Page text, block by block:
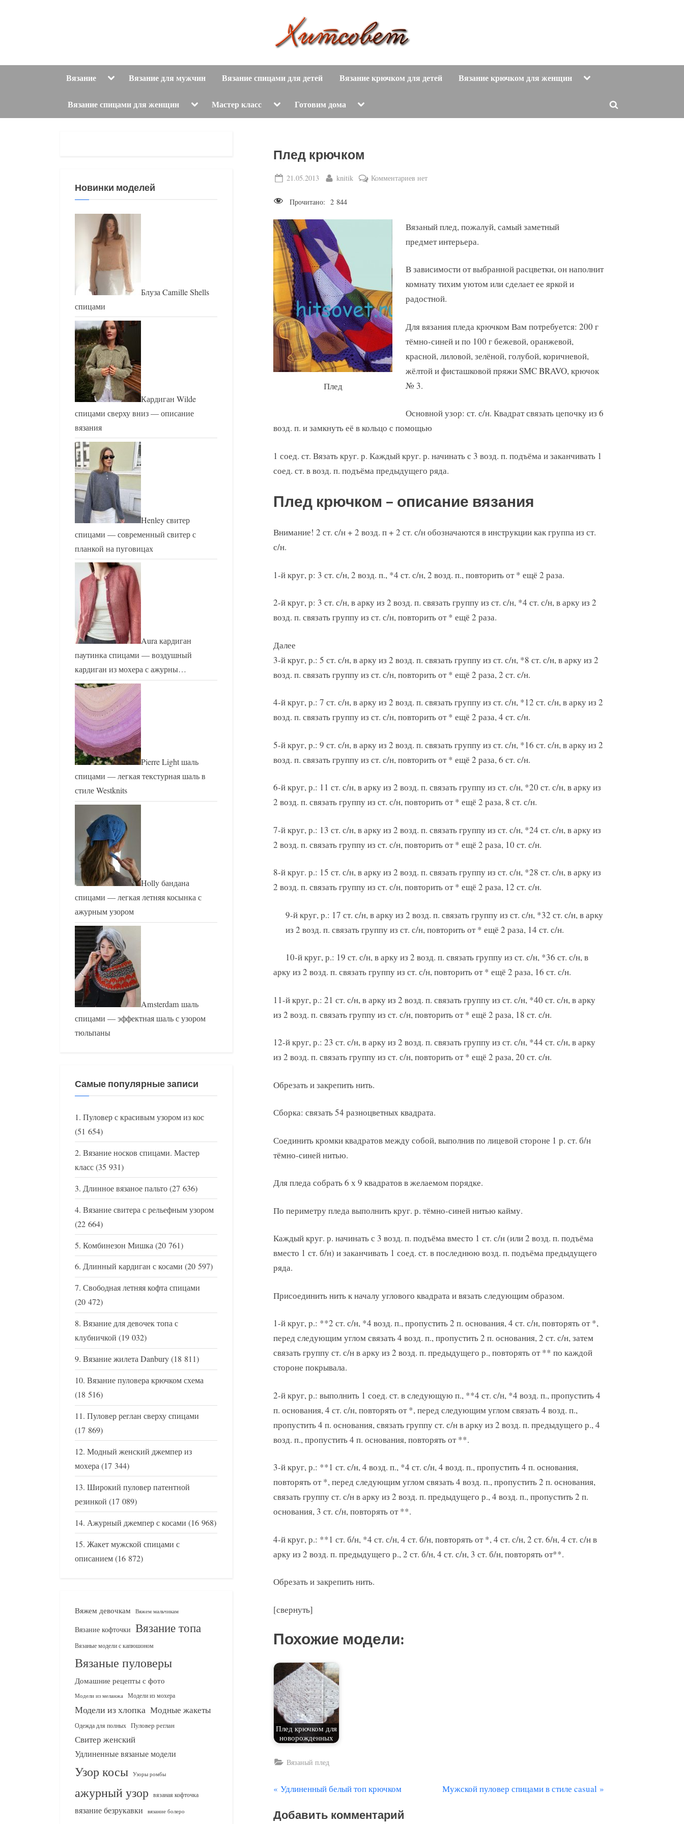
и
т
о
в
е
т
вязание
с
описанием
и
Вязание ToggleВязание для мужчин Вязание спицами для детей Вязание крючком для детей Вязание крючком для женщин Toggle
Вязание спицами для женщин Toggle
menu
Мастер класс Toggle
menu
Готовим дома Toggle
menu
Toggle
Плед крючком
Posted
21.05.2013 By
knitik Комментариев кнет
Прочитано: 2 844
Плед
Вязаный плед, пожалуй, самый заметный
предмет интерьера.
В зависимости от выбранной расцветки, он наполнит
комнату тихим уютом или сделает ее яркой и
радостной.
Для вязания пледа крючком Вам потребуется: 200 г
тёмно-синей и по 100 г бежевой, оранжевой,
красной, лиловой, зелёной, голубой, коричневой,
жёлтой и фисташковой пряжи SMC BRAVO, крючок
№ 3.
Основной узор: ст. с/н. Квадрат связать цепочку из 6
возд. п. и замкнуть её в кольцо с помощью
1 соед. ст. Вязать круг. р. Каждый круг. р. начинать с 3 возд. п. подъёма и заканчивать 1
соед. ст. в возд. п. подъёма предыдущего ряда.
Плед крючком – описание вязания
Внимание! 2 ст. с/н + 2 возд. п + 2 ст. с/н обозначаются в инструкции как группа из ст.
с/н.
1-й круг, р: 3 ст. с/н, 2 возд. п., *4 ст. с/н, 2 возд. п., повторить от * ещё 2 раза.
2-й круг, р: 3 ст. с/н, в арку из 2 возд. п. связать группу из ст. с/н, *4 ст. с/н, в арку из 2
возд. п. связать группу из ст. с/н, повторить от * ещё 2 раза.
Далее
3-й круг, р.: 5 ст. с/н, в арку из 2 возд. п. связать группу из ст. с/н, *8 ст. с/н, в арку из 2
возд. п. связать группу из ст. с/н, повторить от * ещё 2 раза, 2 ст. с/н.
4-й круг, р.: 7 ст. с/н, в арку из 2 возд. п. связать группу из ст. с/н, *12 ст. с/н, в арку из 2
возд. п. связать группу из ст. с/н, повторить от * ещё 2 раза, 4 ст. с/н.
5-й круг, p.: 9 ст. с/н, в арку из 2 возд. п. связать группу из ст. с/н, *16 ст. с/н, в арку из 2
возд. п. связать группу из ст. с/н, повторить от * ещё 2 раза, 6 ст. с/н.
6-й круг, р.: 11 ст. с/н, в арку из 2 возд. п. связать группу из ст. с/н, *20 ст. с/н, в арку из
2 возд. п. связать группу из ст. с/н, повторить от * ещё 2 раза, 8 ст. с/н.
7-й круг, р.: 13 ст. с/н, в арку из 2 возд. п. связать группу из ст. с/н, *24 ст. с/н, в арку из
2 возд. п. связать группу из ст. с/н, повторить от * ещё 2 раза, 10 ст. с/н.
8-й круг. р.: 15 ст. с/н, в арку из 2 возд. п. связать группу из ст. с/н, *28 ст. с/н, в арку из
2 возд. п. связать группу из ст. с/н, повторить от * ещё 2 раза, 12 ст. с/н.
9-й круг, p.: 17 ст. с/н, в арку из 2 возд. п. связать группу из ст. с/н, *32 ст. с/н, в арку
из 2 возд. п. связать группу из ст. с/н, повторить от * ещё 2 раза, 14 ст. с/н.
10-й круг, р.: 19 ст. с/н, в арку из 2 возд. п. связать группу из ст. с/н, *36 ст. с/н, в
арку из 2 возд. п. связать группу из ст. с/н, повторить от * ещё 2 раза, 16 ст. с/н.
11-й круг, р.: 21 ст. с/н, в арку из 2 возд. п. связать группу из ст. с/н, *40 ст. с/н, в арку
из 2 возд. п. связать группу из ст. с/н, повторить от * ещё 2 раза, 18 ст. с/н.
12-й круг, р.: 23 ст. с/н, в арку из 2 возд. п. связать группу из ст. с/н, *44 ст. с/н, в арку
из 2 возд. п. связать группу из ст. с/н, повторить от * ещё 2 раза, 20 ст. с/н.
Обрезать и закрепить нить.
Сборка: связать 54 разноцветных квадрата.
Соединить кромки квадратов между собой, выполнив по лицевой стороне 1 р. ст. б/н
тёмно-синей нитью.
Для пледа собрать 6 х 9 квадратов в желаемом порядке.
По периметру пледа выполнить круг. р. тёмно-синей нитью кайму.
Каждый круг. р. начинать с 3 возд. п. подъёма вместо 1 ст. с/н (или 2 возд. п. подъёма
вместо 1 ст. б/н) и заканчивать 1 соед. ст. в последнюю возд. п. подъёма предыдущего
ряда.
Присоединить нить к началу углового квадрата и вязать следующим образом.
1-й круг, p.: **2 ст. с/н, *4 возд. п., пропустить 2 п. основания, 4 ст. с/н, повторять от *,
перед следующим углом связать 4 возд. п., пропустить 2 п. основания, 2 ст. с/н, затем
связать группу ст. с/н в арку из 2 возд. п. предыдущего р., повторять от ** по каждой
стороне покрывала.
2-й круг, р.: выполнить 1 соед. ст. в следующую п., **4 ст. с/н, *4 возд. п., пропустить 4
п. основания, 4 ст. с/н, повторять от *, перед следующим углом связать 4 возд. п.,
пропустить 4 п. основания, связать группу ст. с/н в арку из 2 возд. п. предыдущего р., 4
возд. п., пропустить 4 п. основания, повторять от **.
3-й круг, р.: **1 ст. с/н, 4 возд. п., *4 ст. с/н, 4 возд. п., пропустить 4 п. основания,
повторять от *, перед следующим углом связать 4 возд. п., пропустить 2 п. основания,
связать группу ст. с/н в арку из 2 возд. п. предыдущего р., 4 возд. п., пропустить 2 п.
основания, 3 ст. с/н, повторять от **.
4-й круг, р.: **1 ст. б/н, *4 ст. с/н, 4 ст. б/н, повторять от *, 4 ст. с/н, 2 ст. 6/н, 4 ст. с/н в
арку из 2 возд. п. предыдущего р., 2 ст. б/н, 4 ст. с/н, 3 ст. б/н, повторять от**.
Обрезать и закрепить нить.
[свернуть]
Похожие модели:
Плед крючком для
новорожденных
Вязаный плед
Навигация
по
П
е
Удлиненный белый топ крючком
С
Мужской пуловер спицами в стиле casual
Добавить комментарий
Новинки моделей
Блуза Camille Shells
спицами
Кардиган Wilde
спицами сверху вниз — описание
вязания
Henley свитер
спицами — современный свитер с
планкой на пуговицах
Aura кардиган
паутинка спицами — воздушный
кардиган из мохера с ажурны…
Pierre Light шаль
спицами — легкая текстурная шаль в
стиле Westknits
Holly бандана
спицами — легкая летняя косынка с
ажурным узором
Amsterdam шаль
спицами — эффектная шаль с узором
тюльпаны
Самые популярные записи
Пуловер с красивым узором из кос
(51 654)
Вязание носков спицами. Мастер
класс(35 931)
Длинное вязаное пальто(27 636)
Вязание свитера с рельефным узором
(22 664)
Комбинезон Мишка(20 761)
Длинный кардиган с косами (20 597)
Свободная летняя кофта спицами
(20 472)
Вязание для девочек топа с
клубничкой (19 032)
Вязание жилета Danbury(18 811)
Вязание пуловера крючком схема
(18 516)
Пуловер реглан сверху спицами
(17 869)
Модный женский джемпер из
мохера(17 344)
Широкий пуловер патентной
резинкой (17 089)
Ажурный джемпер с косами (16 968)
Жакет мужской спицами с
описанием(16 872)
Вяжем девочкам Вяжем мальчикам
Вязание кофточки Вязание топа
Вязаные модели с капюшоном
Вязаные пуловеры
Домашние рецепты с фото
Модели из меланжа Модели из мохера
Модели из хлопка Модные жакеты
Одежда для полных Пуловер реглан
Свитер женский
Удлиненные вязаные модели
Узор косы Узоры ромбы
ажурный узор вязаная кофточка
вязание безрукавки вязание болеро